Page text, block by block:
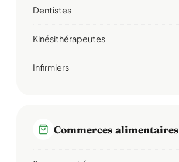
Dentistes
Kinésithérapeutes
Infirmiers
Commerces alimentaires